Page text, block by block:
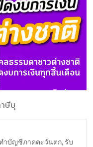
ษีบุ
ำบัญชีภาคตะวันตก, รับ